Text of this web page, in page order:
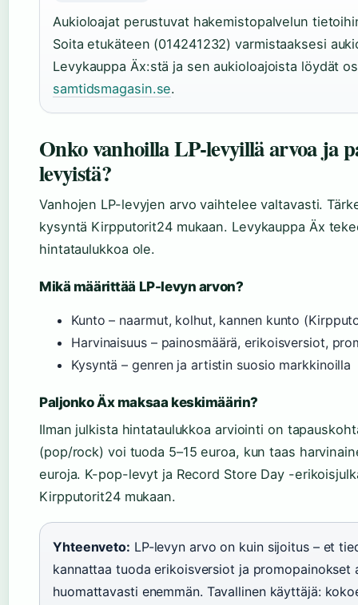
Aukioloajat perustuvat hakemistopalvelun
Soita etukäteen (014241232) varmistaaksesi
Levykauppa Äx:stä ja sen aukioloajoista löydät
samtidsmagasin.se.
Onko vanhoilla LP-levyillä arvoa ja
levyistä?
Vanhojen LP-levyjen arvo vaihtelee valtavasti.
kysyntä Kirpputorit24 mukaan. Levykauppa Äx
hintataulukkoa ole.
Mikä määrittää LP-levyn arvon?
Kunto – naarmut, kolhut, kannen kunto
Harvinaisuus – painosmäärä, erikoisversiot,
Kysyntä – genren ja artistin suosio markkinoilla
Paljonko Äx maksaa keskimäärin?
Ilman julkista hintataulukkoa arviointi on
(pop/rock) voi tuoda 5–15 euroa, kun taas
euroja. K-pop-levyt ja Record Store Day -
Kirpputorit24 mukaan.
Yhteenveto: LP-levyn arvo on kuin sijoitus – et
kannattaa tuoda erikoisversiot ja promopainokset
huomattavasti enemmän. Tavallinen käyttäjä: